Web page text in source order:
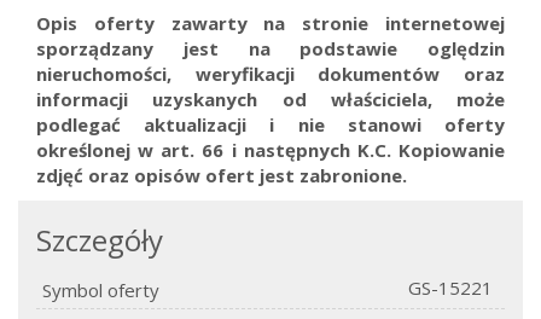
Opis oferty zawarty na stronie internetowej
sporządzany jest na podstawie oględzin
nieruchomości, weryfikacji dokumentów oraz
informacji uzyskanych od właściciela, może
podlegać aktualizacji i nie stanowi oferty
określonej w art. 66 i następnych K.C. Kopiowanie
zdjęć oraz opisów ofert jest zabronione.
Szczegóły
Symbol oferty
GS-15221